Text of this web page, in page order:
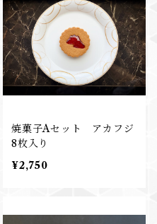
焼菓子Aセット アカフジ
8枚入り
¥2,750